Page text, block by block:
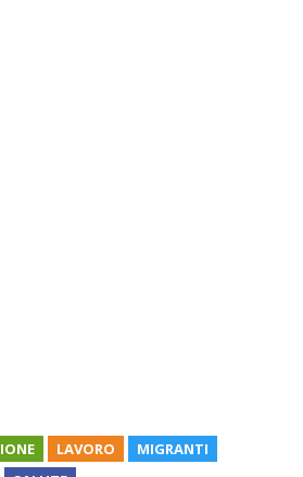
LAVORO
MIGRANTI